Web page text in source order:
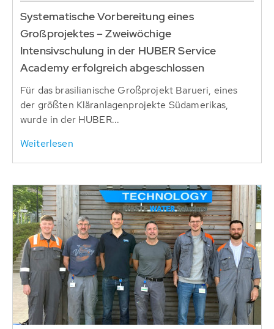
Systematische Vorbereitung eines
Großprojektes – Zweiwöchige
Intensivschulung in der HUBER Service
Academy erfolgreich abgeschlossen
Für das brasilianische Großprojekt Barueri, eines
der größten Kläranlagenprojekte Südamerikas,
wurde in der HUBER...
Weiterlesen